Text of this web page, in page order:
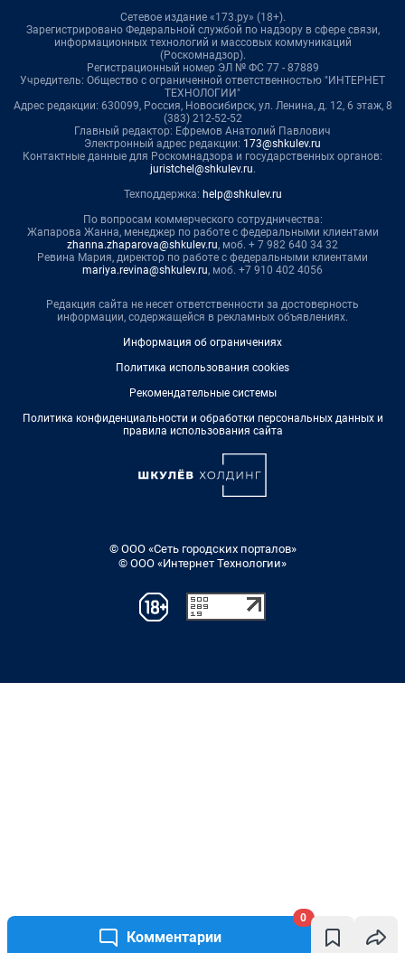
Комментарии
0
Сетевое издание «173.ру» (18+).
Зарегистрировано Федеральной службой по надзору в сфере связи,
информационных технологий и массовых коммуникаций
(Роскомнадзор).
Регистрационный номер ЭЛ № ФС 77 - 87889
Учредитель: Общество с ограниченной ответственностью "ИНТЕРНЕТ
ТЕХНОЛОГИИ"
Адрес редакции: 630099, Россия, Новосибирск, ул. Ленина, д. 12, 6 этаж, 8
(383) 212-52-52
Главный редактор: Ефремов Анатолий Павлович
Электронный адрес редакции: 173@shkulev.ru
Контактные данные для Роскомнадзора и государственных органов:
juristchel@shkulev.ru.
Техподдержка: help@shkulev.ru
По вопросам коммерческого сотрудничества:
Жапарова Жанна, менеджер по работе с федеральными клиентами
zhanna.zhaparova@shkulev.ru, моб. + 7 982 640 34 32
Ревина Мария, директор по работе с федеральными клиентами
mariya.revina@shkulev.ru, моб. +7 910 402 4056
Редакция сайта не несет ответственности за достоверность
информации, содержащейся в рекламных объявлениях.
Информация об ограничениях
Политика использования cookies
Рекомендательные системы
Политика конфиденциальности и обработки персональных данных и
правила использования сайта
© ООО «Сеть городских порталов»
© ООО «Интернет Технологии»